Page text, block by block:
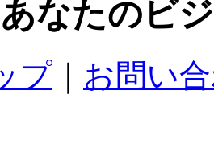
なたのビ
プ
お問い